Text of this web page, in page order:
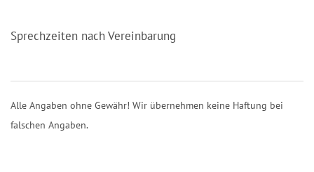
Sprechzeiten nach Vereinbarung
Alle Angaben ohne Gewähr! Wir übernehmen keine Haftung bei
falschen Angaben.